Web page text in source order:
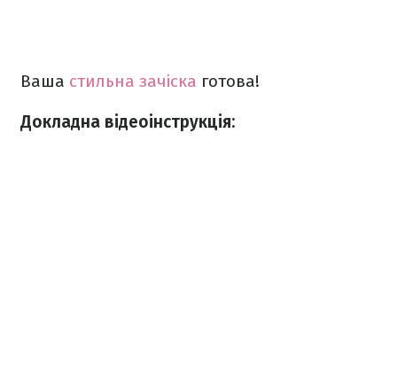
Ваша стильна зачіска готова!
Докладна відеоінструкція: